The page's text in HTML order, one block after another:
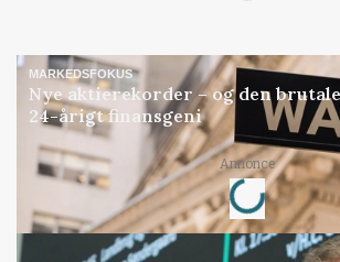
MARKEDSFOKUS
Nye aktierekorder – og den
24-årigt finansgeni
Annonce
Loading...